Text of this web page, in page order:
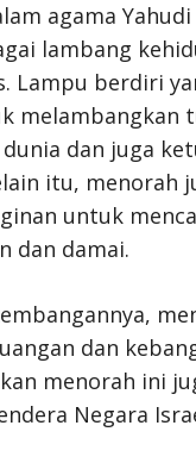
agama
lambang
Lampu berdiri
melambangkan
dan juga
itu, menorah
untuk
dan damai.
dan
menorah ini
Negara